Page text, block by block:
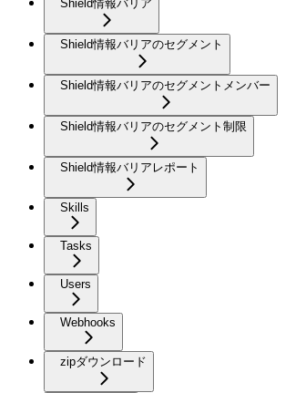
Shield情報バリア
Shield情報バリアのセグメント
Shield情報バリアのセグメントメンバー
Shield情報バリアのセグメント制限
Shield情報バリアレポート
Skills
Tasks
Users
Webhooks
zipダウンロード